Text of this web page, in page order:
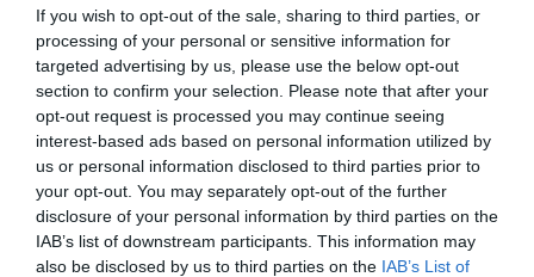
If you wish to opt-out of the sale, sharing to third parties, or
processing of your personal or sensitive information for
targeted advertising by us, please use the below opt-out
section to confirm your selection. Please note that after your
opt-out request is processed you may continue seeing
interest-based ads based on personal information utilized by
us or personal information disclosed to third parties prior to
your opt-out. You may separately opt-out of the further
disclosure of your personal information by third parties on the
IAB’s list of downstream participants. This information may
also be disclosed by us to third parties on the IAB’s List of
προγραμμάτων σπουδών και πιστοποίησης σε
Linux και Ελεύθερο και Ανοιχτό Λογισμικό (ΕΛ/
ΛΑΚ). Στο πλαίσιο της συμφωνίας, […]